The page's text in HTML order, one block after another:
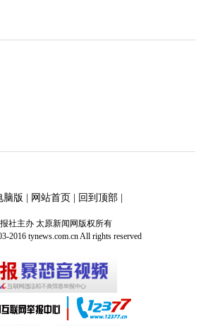
脑版 网站首页 回到顶部|
社主办 太原新闻网版权所有
2016 tynews.com.cn All rights reserved